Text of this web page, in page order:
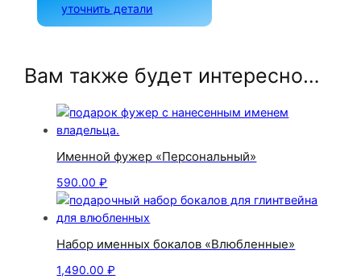
уточнить детали
Вам также будет интересно…
Именной фужер «Персональный»
590.00₽
Набор именных бокалов «Влюбленные»
1,490.00₽